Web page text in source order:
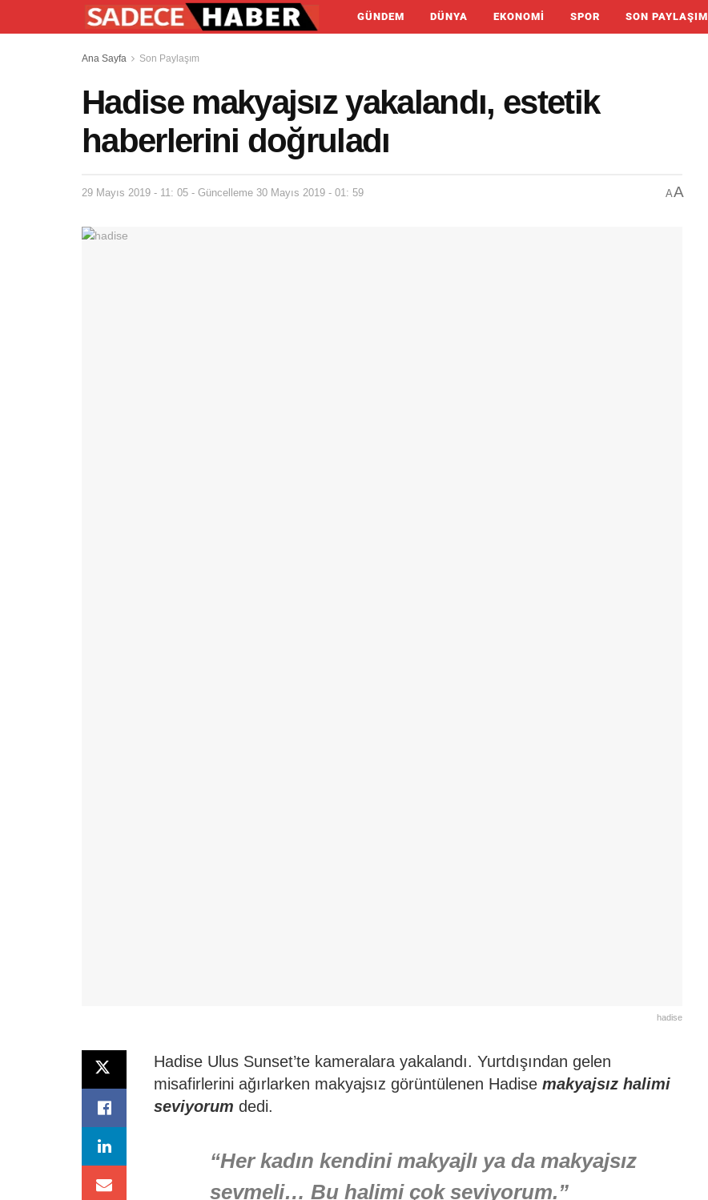
GÜNDEM DÜNYA EKONOMI SPOR SON PAYLAŞIM
Ana Sayfa Son Paylaşım
Hadise makyajsız yakalandı, estetik
haberlerini doğruladı
29 Mayıs 2019 - 11: 05 - Güncelleme 30 Mayıs 2019 - 01: 59 AA
hadise
Hadise Ulus Sunset’te kameralara yakalandı. Yurtdışından gelen
misafirlerini ağırlarken makyajsız görüntülenen Hadise makyajsız halimi
seviyorum dedi.
“Her kadın kendini makyajlı ya da makyajsız
sevmeli… Bu halimi çok seviyorum.”